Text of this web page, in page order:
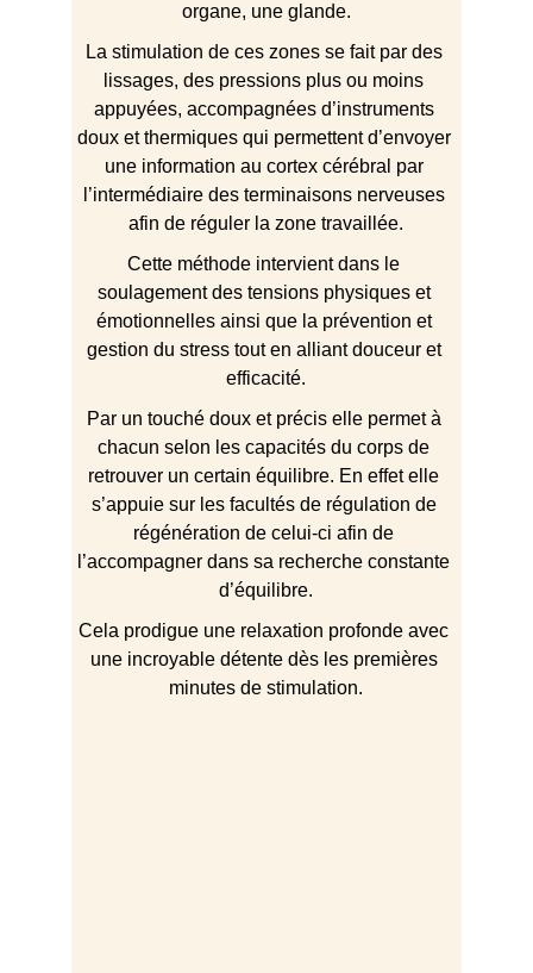
organe, une glande.
La stimulation de ces zones se fait par des
lissages, des pressions plus ou moins
appuyées, accompagnées d’instruments
doux et thermiques qui permettent d’envoyer
une information au cortex cérébral par
l’intermédiaire des terminaisons nerveuses
afin de réguler la zone travaillée.
Cette méthode intervient dans le
soulagement des tensions physiques et
émotionnelles ainsi que la prévention et
gestion du stress tout en alliant douceur et
efficacité.
Par un touché doux et précis elle permet à
chacun selon les capacités du corps de
retrouver un certain équilibre. En effet elle
s’appuie sur les facultés de régulation de
régénération de celui-ci afin de
l’accompagner dans sa recherche constante
d’équilibre.
Cela prodigue une relaxation profonde avec
une incroyable détente dès les premières
minutes de stimulation.